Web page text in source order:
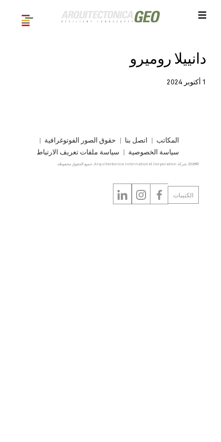
دانييلا روميرو
1 أكتوبر 2024
المكاتب اتصل بنا
حقوق الصور الفوتوغرافية
سياسة الخصوصية
سياسة ملفات تعريف الارتباط
©2026 شركة Arquitectonica International Corporation. جميع الحقوق محفوظة.
الكتيبات